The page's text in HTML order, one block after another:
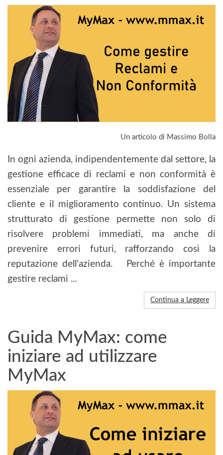
Un articolo di Massimo Bolla
In ogni azienda, indipendentemente dal settore, la
gestione efficace di reclami e non conformità è
essenziale per garantire la soddisfazione del
cliente e il miglioramento continuo. Un sistema
strutturato di gestione permette non solo di
risolvere problemi immediati, ma anche di
prevenire errori futuri, rafforzando così la
reputazione dell’azienda. Perché è importante
gestire reclami ...
Continua a Leggere
Guida MyMax: come
iniziare ad utilizzare
MyMax